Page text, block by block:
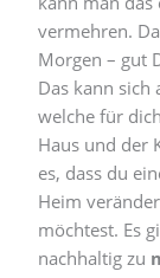
vermehren.
Morgen – gut
Das kann sich
welche für
Haus und der
es, dass du
Heim
möchtest. Es
nachhaltig zu